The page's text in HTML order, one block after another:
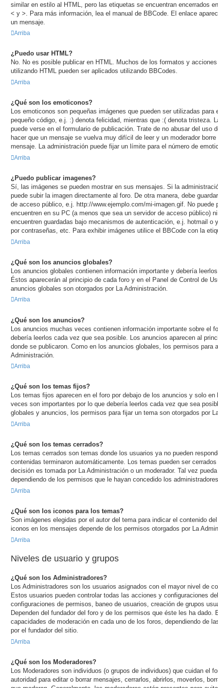
similar en estilo al HTML, pero las etiquetas se encuentran encerrados
< y >. Para más información, lea el manual de BBCode. El enlace
un mensaje.
Arriba
¿Puedo usar HTML?
No. No es posible publicar en HTML. Muchos de los formatos y
utilizando HTML pueden ser aplicados utilizando BBCodes.
Arriba
¿Qué son los emoticonos?
Los emoticonos son pequeñas imágenes que pueden ser utilizadas para
pequeño código, e.j. :) denota felicidad, mientras que :( denota tristeza.
puede verse en el formulario de publicación. Trate de no abusar del uso
hacer que un mensaje se vuelva muy difícil de leer y un moderador
mensaje. La administración puede fijar un límite para el número de
Arriba
¿Puedo publicar imagenes?
Sí, las imágenes se pueden mostrar en sus mensajes. Si la
puede subir la imagen directamente al foro. De otra manera, debe
de acceso público, e.j. http://www.ejemplo.com/mi-imagen.gif. No puede
encuentren en su PC (a menos que sea un servidor de acceso público)
encuentren guardadas bajo mecanismos de autenticación, e.j. hotmail o
por contraseñas, etc. Para exhibir imágenes utilice el BBCode con la
Arriba
¿Qué son los anuncios globales?
Los anuncios globales contienen información importante y debería
Éstos aparecerán al principio de cada foro y en el Panel de Control de
anuncios globales son otorgados por La Administración.
Arriba
¿Qué son los anuncios?
Los anuncios muchas veces contienen información importante sobre el
debería leerlos cada vez que sea posible. Los anuncios aparecen al
donde se publicaron. Como en los anuncios globales, los permisos para
Administración.
Arriba
¿Qué son los temas fijos?
Los temas fijos aparecen en el foro por debajo de los anuncios y solo en
veces son importantes por lo que debería leerlos cada vez que sea
globales y anuncios, los permisos para fijar un tema son otorgados por
Arriba
¿Qué son los temas cerrados?
Los temas cerrados son temas donde los usuarios ya no pueden
contenidas terminaron automáticamente. Los temas pueden ser
decisión es tomada por La Administración o un moderador. Tal vez
dependiendo de los permisos que le hayan concedido los
Arriba
¿Qué son los iconos para los temas?
Son imágenes elegidas por el autor del tema para indicar el contenido
iconos en los mensajes depende de los permisos otorgados por La
Arriba
Niveles de usuario y grupos
¿Qué son los Administradores?
Los Administradores son los usuarios asignados con el mayor nivel de
Estos usuarios pueden controlar todas las acciones y configuraciones
configuraciones de permisos, baneo de usuarios, creación de grupos
Dependen del fundador del foro y de los permisos que éste les ha dado.
capacidades de moderación en cada uno de los foros, dependiendo de
por el fundador del sitio.
Arriba
¿Qué son los Moderadores?
Los Moderadores son individuos (o grupos de individuos) que cuidan el
autoridad para editar o borrar mensajes, cerrarlos, abrirlos, moverlos,